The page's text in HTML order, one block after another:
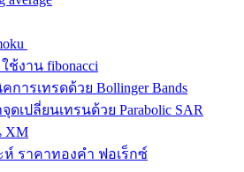
ช้งาน fibonacci
การเทรดด้วย Bollinger Bands
ดเปลี่ยนเทรนด้วย Parabolic SAR
XM
ราคาทองคำ ฟอเร็กซ์